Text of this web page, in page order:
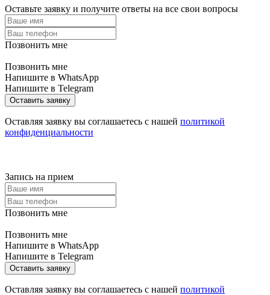
Оставьте заявку и получите ответы на все свои вопросы
Позвонить мне
Позвонить мне
Напишите в WhatsApp
Напишите в Telegram
Оставить заявку
Оставляя заявку вы соглашаетесь с нашей политикой
конфиденциальности
Запись на прием
Позвонить мне
Позвонить мне
Напишите в WhatsApp
Напишите в Telegram
Оставить заявку
Оставляя заявку вы соглашаетесь с нашей политикой